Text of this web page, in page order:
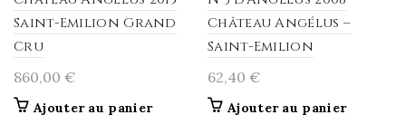
Saint-Emilion Grand
Cru
860,00 €
Ajouter au panier
Château Angélus –
Saint-Emilion
62,40 €
Ajouter au panier